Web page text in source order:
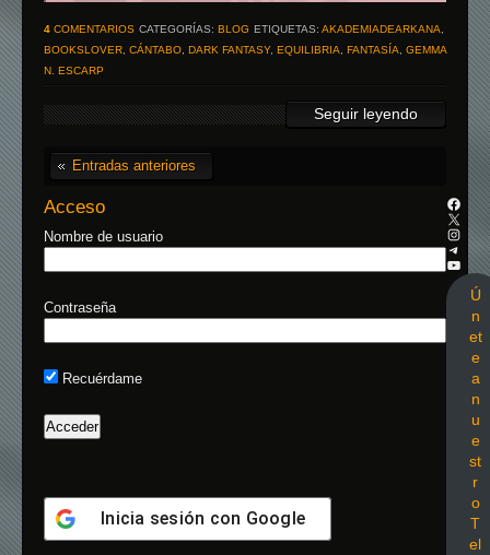
Seguir leyendo
4 COMENTARIOS CATEGORÍAS: BLOG ETIQUETAS: AKADEMIADEARKANA
BOOKSLOVER CÁNTABO DARK FANTASY, EQUILIBRIA FANTASÍA
GEMMA
N. ESCARP
Entradas anteriores
Acceso
Nombre de usuario
Contraseña
Recuérdame
Inicia sesión con Google
Ú
n
et
e
a
n
u
e
st
r
o
T
el